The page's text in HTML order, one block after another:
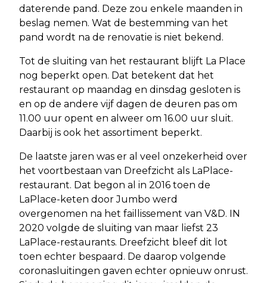
daterende pand. Deze zou enkele maanden in
beslag nemen. Wat de bestemming van het
pand wordt na de renovatie is niet bekend.
Tot de sluiting van het restaurant blijft La Place
nog beperkt open. Dat betekent dat het
restaurant op maandag en dinsdag gesloten is
en op de andere vijf dagen de deuren pas om
11.00 uur opent en alweer om 16.00 uur sluit.
Daarbij is ook het assortiment beperkt.
De laatste jaren was er al veel onzekerheid over
het voortbestaan van Dreefzicht als LaPlace-
restaurant. Dat begon al in 2016 toen de
LaPlace-keten door Jumbo werd
overgenomen na het faillissement van V&D. IN
2020 volgde de sluiting van maar liefst 23
LaPlace-restaurants. Dreefzicht bleef dit lot
toen echter bespaard. De daarop volgende
coronasluitingen gaven echter opnieuw onrust.